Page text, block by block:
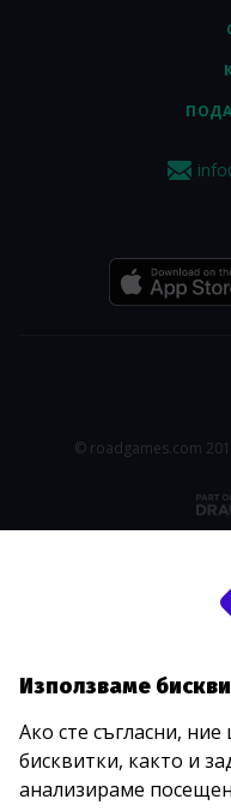
© roadgames.com
Използваме
Ако сте съгласни,
бисквитки, както и
анализираме